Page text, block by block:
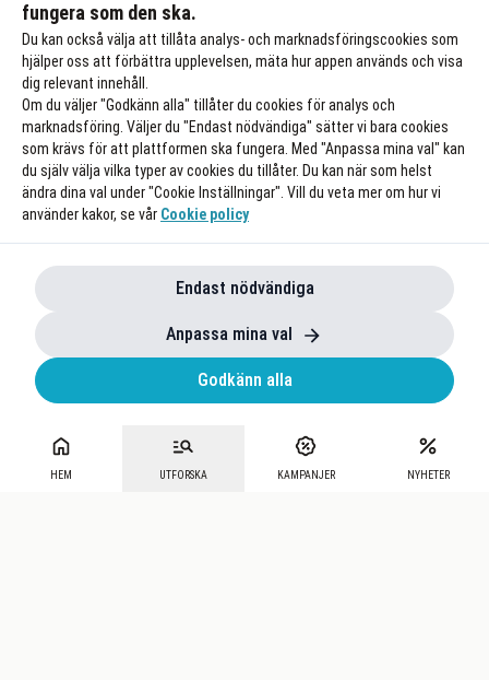
HEM UTFORSKA KAMPANJER NYHETER
Till rabatten
fungera som den ska.
Du kan också välja att tillåta analys- och marknadsföringscookies som
hjälper oss att förbättra upplevelsen, mäta hur appen används och visa
dig relevant innehåll.
Om du väljer "Godkänn alla" tillåter du cookies för analys och
marknadsföring. Väljer du "Endast nödvändiga" sätter vi bara cookies
som krävs för att plattformen ska fungera. Med "Anpassa mina val" kan
du själv välja vilka typer av cookies du tillåter. Du kan när som helst
ändra dina val under "Cookie Inställningar". Vill du veta mer om hur vi
använder kakor, se vår Cookie policy
Endast nödvändiga
Anpassa mina val
Godkänn alla